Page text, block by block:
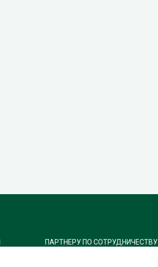
ПАРТНЕРУ ПО СОТРУДНИЧЕСТВУ